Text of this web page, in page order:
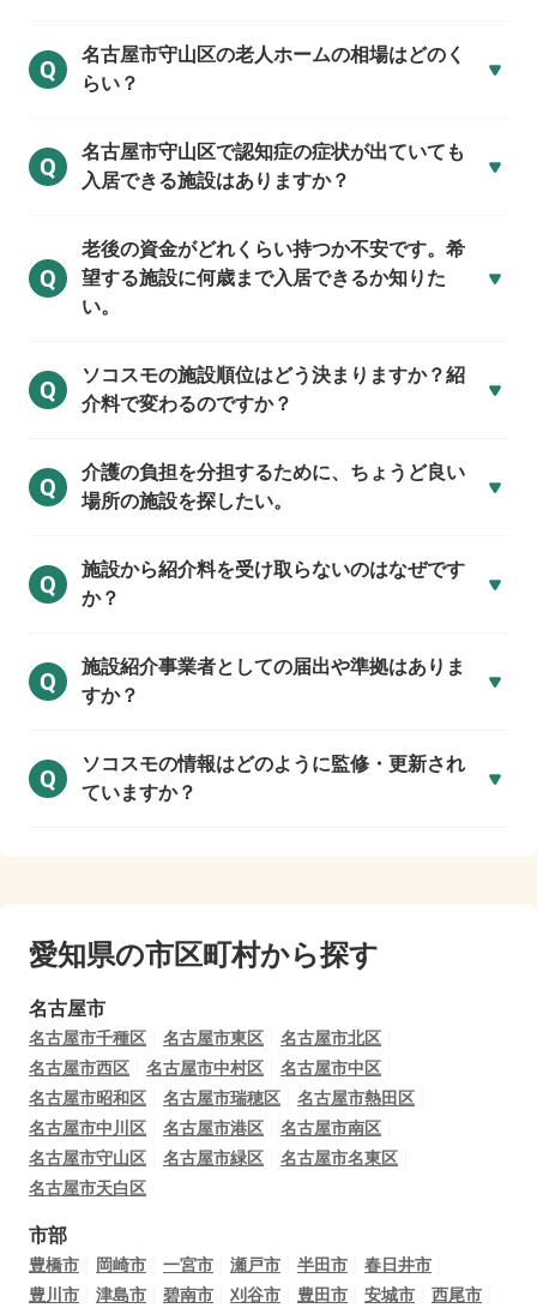
Q
名古屋市守山区の老人ホームの相場はどのく
らい？
Q
名古屋市守山区で認知症の症状が出ていても
入居できる施設はありますか？
Q
老後の資金がどれくらい持つか不安です。希
望する施設に何歳まで入居できるか知りた
い。
Q
ソコスモの施設順位はどう決まりますか？紹
介料で変わるのですか？
Q
介護の負担を分担するために、ちょうど良い
場所の施設を探したい。
Q
施設から紹介料を受け取らないのはなぜです
か？
Q
施設紹介事業者としての届出や準拠はありま
すか？
Q
ソコスモの情報はどのように監修・更新され
ていますか？
愛知県の市区町村から探す
名古屋市
名古屋市千種区 名古屋市東区
名古屋市北区
名古屋市西区
名古屋市中村区
名古屋市中区
名古屋市昭和区
名古屋市瑞穂区
名古屋市熱田区
名古屋市中川区
名古屋市港区
名古屋市南区
名古屋市守山区
名古屋市緑区
名古屋市名東区
名古屋市天白区
市部
豊橋市 岡崎市 一宮市 瀬戸市 半田市
春日井市
豊川市
津島市 碧南市 刈谷市 豊田市 安城市
西尾市